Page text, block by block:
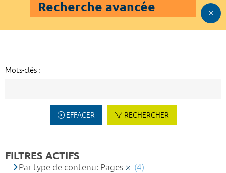
Recherche avancée
Mots-clés :
EFFACER RECHERCHER
FILTRES ACTIFS
Par type de contenu: Pages
(4)